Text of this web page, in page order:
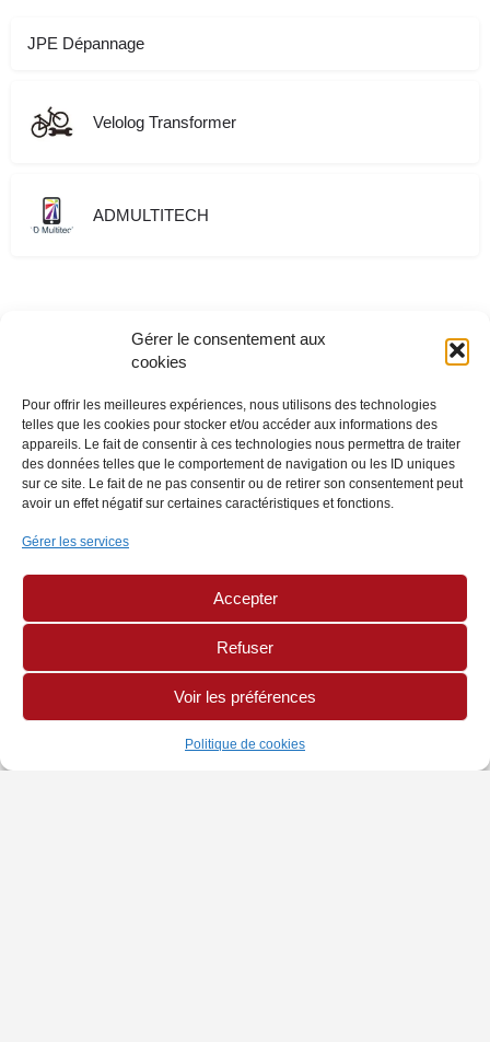
Gérer le consentement aux
cookies
Pour offrir les meilleures expériences, nous utilisons des technologies
telles que les cookies pour stocker et/ou accéder aux informations des
appareils. Le fait de consentir à ces technologies nous permettra de traiter
des données telles que le comportement de navigation ou les ID uniques
sur ce site. Le fait de ne pas consentir ou de retirer son consentement peut
avoir un effet négatif sur certaines caractéristiques et fonctions.
Gérer les services
Accepter
Refuser
Voir les préférences
Politique de cookies
JPE Dépannage
Velolog Transformer
ADMULTITECH